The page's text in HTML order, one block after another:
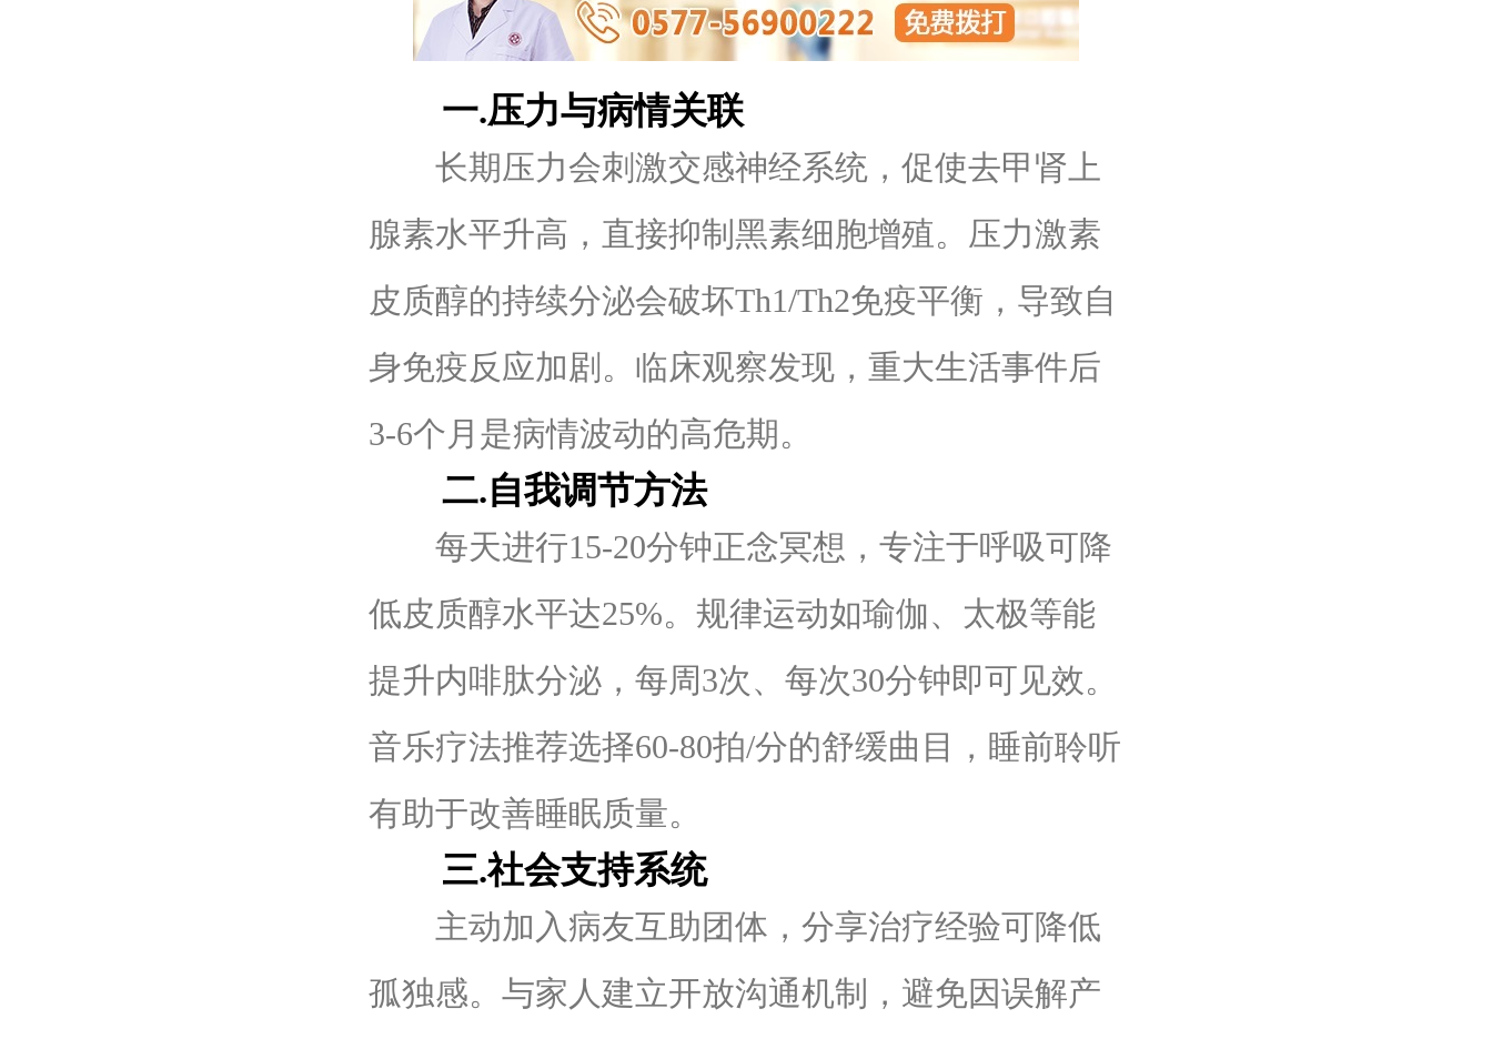
一.压力与病情关联
长期压力会刺激交感神经系统，促使去甲肾上
腺素水平升高，直接抑制黑素细胞增殖。压力激素
皮质醇的持续分泌会破坏Th1/Th2免疫平衡，导致自
身免疫反应加剧。临床观察发现，重大生活事件后
3-6个月是病情波动的高危期。
二.自我调节方法
每天进行15-20分钟正念冥想，专注于呼吸可降
低皮质醇水平达25%。规律运动如瑜伽、太极等能
提升内啡肽分泌，每周3次、每次30分钟即可见效。
音乐疗法推荐选择60-80拍/分的舒缓曲目，睡前聆听
有助于改善睡眠质量。
三.社会支持系统
主动加入病友互助团体，分享治疗经验可降低
孤独感。与家人建立开放沟通机制，避免因误解产